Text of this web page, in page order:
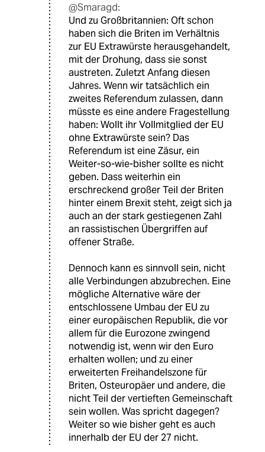
@Smaragd:
Und zu Großbritannien: Oft schon
haben sich die Briten im Verhältnis
zur EU Extrawürste herausgehandelt,
mit der Drohung, dass sie sonst
austreten. Zuletzt Anfang diesen
Jahres. Wenn wir tatsächlich ein
zweites Referendum zulassen, dann
müsste es eine andere Fragestellung
haben: Wollt ihr Vollmitglied der EU
ohne Extrawürste sein? Das
Referendum ist eine Zäsur, ein
Weiter-so-wie-bisher sollte es nicht
geben. Dass weiterhin ein
erschreckend großer Teil der Briten
hinter einem Brexit steht, zeigt sich ja
auch an der stark gestiegenen Zahl
an rassistischen Übergriffen auf
offener Straße.
Dennoch kann es sinnvoll sein, nicht
alle Verbindungen abzubrechen. Eine
mögliche Alternative wäre der
entschlossene Umbau der EU zu
einer europäischen Republik, die vor
allem für die Eurozone zwingend
notwendig ist, wenn wir den Euro
erhalten wollen; und zu einer
erweiterten Freihandelszone für
Briten, Osteuropäer und andere, die
nicht Teil der vertieften Gemeinschaft
sein wollen. Was spricht dagegen?
Weiter so wie bisher geht es auch
innerhalb der EU der 27 nicht.